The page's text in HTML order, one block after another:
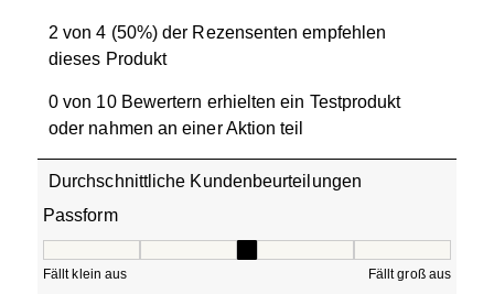
2 von 4 (50%) der Rezensenten empfehlen
dieses Produkt
0 von 10 Bewertern erhielten ein Testprodukt
oder nahmen an einer Aktion teil
Durchschnittliche Kundenbeurteilungen
Passform
Fällt klein aus Fällt groß aus